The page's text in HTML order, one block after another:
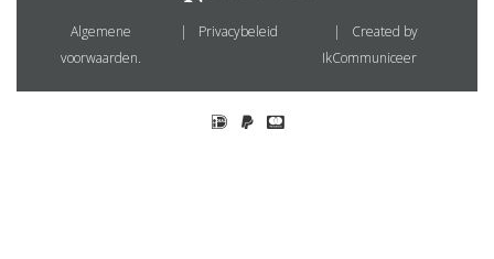
Algemene
voorwaarden.
Privacybeleid
Created by
IkCommuniceer